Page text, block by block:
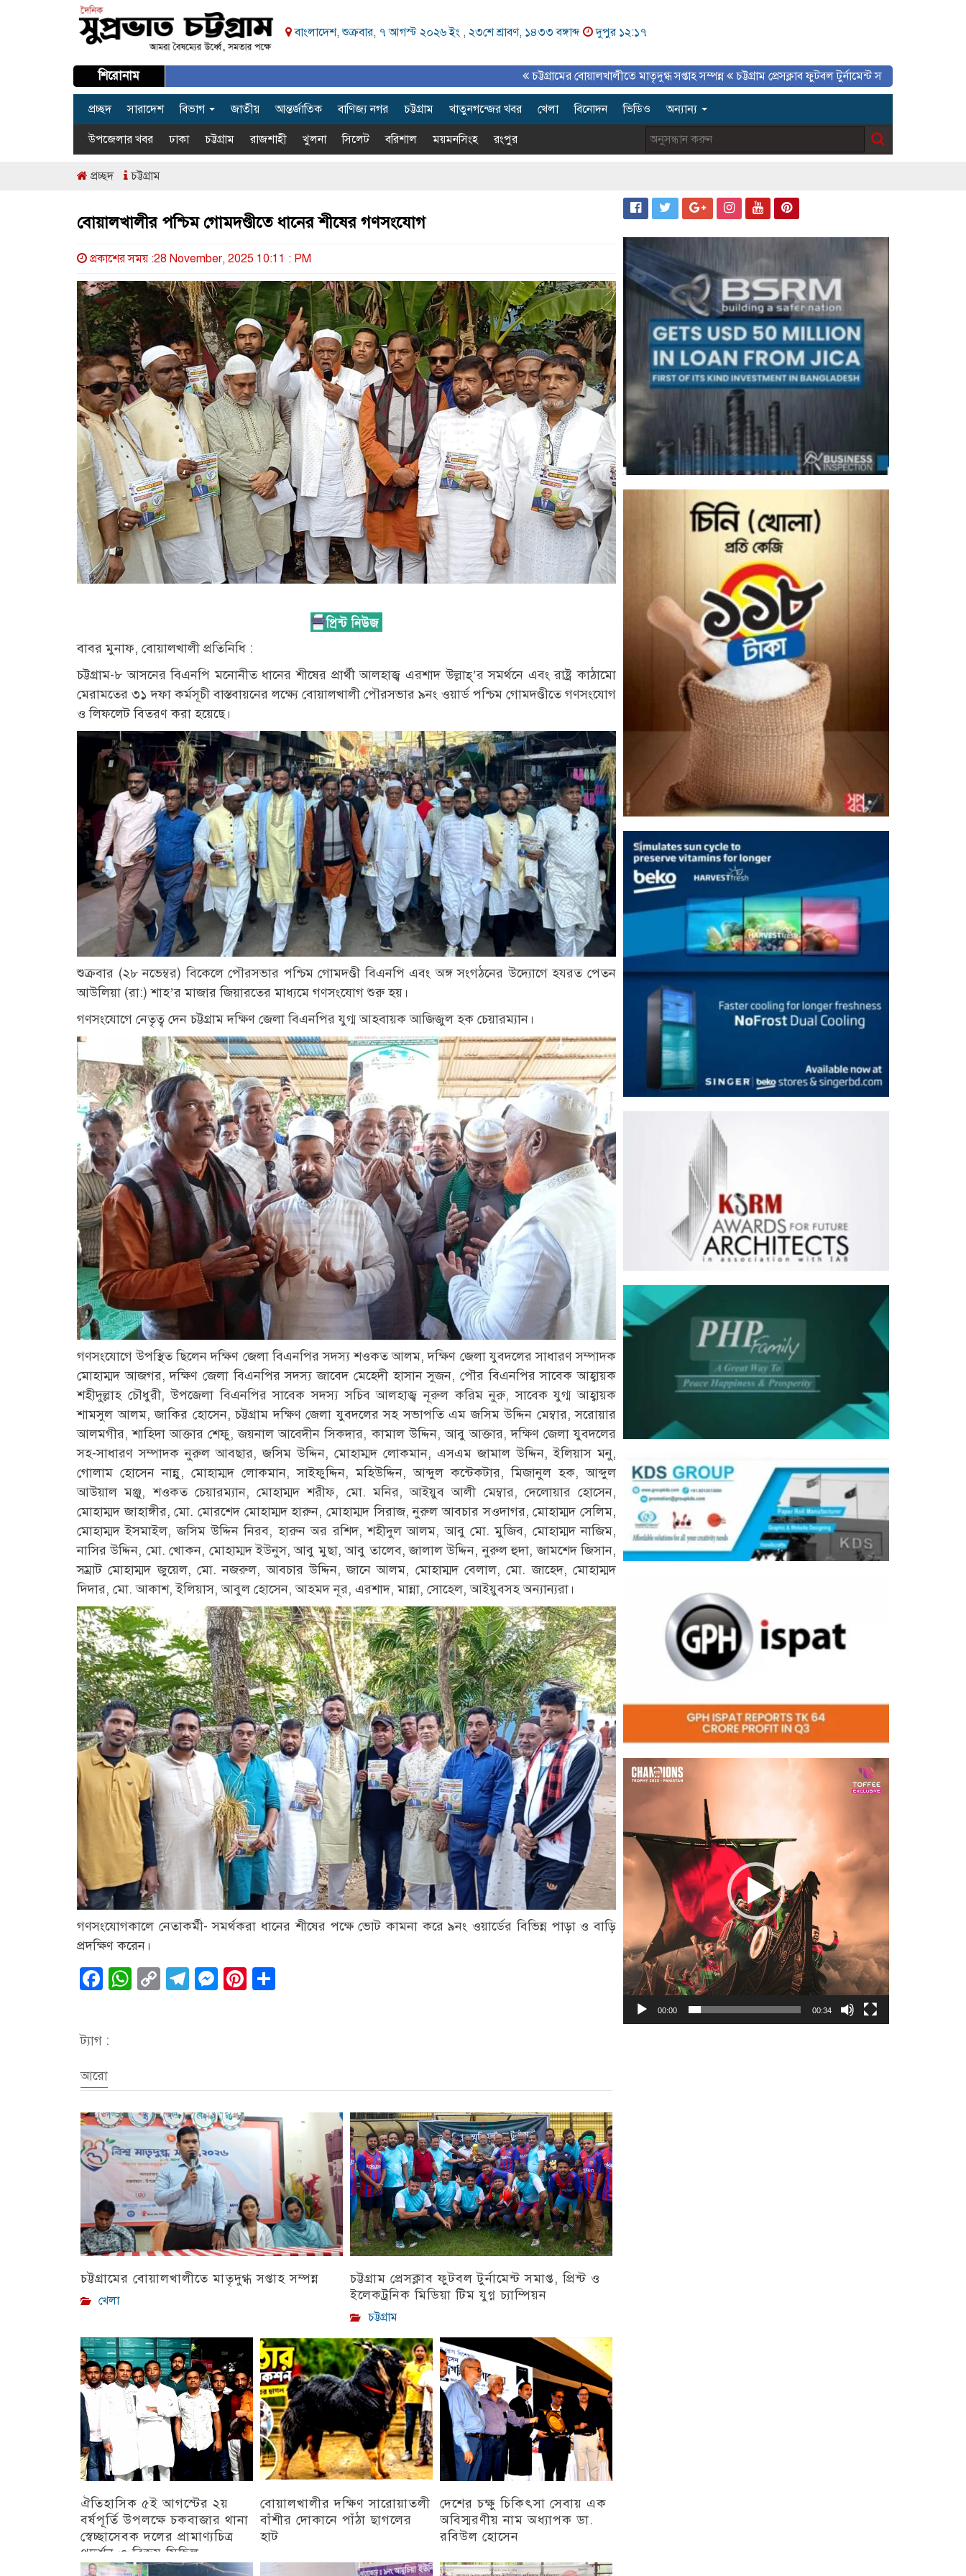
বাংলাদেশ, শুক্রবার, ৭ আগস্ট ২০২৬ ইং , ২৩শে শ্রাবণ, ১৪৩৩ বঙ্গাব্দ দুপুর ১২:১৭
শিরোনাম চট্টগ্রামের বোয়ালখালীতে মাতৃদুগ্ধ সপ্তাহ সম্পন্ন চট্টগ্রাম প্রেসক্লাব ফুটবল টুর্নামেন্ট সমাপ্ত, প্রিন্ট ও ইলেকট্রনিক মিডিয়া
প্রচ্ছদ সারাদেশ বিভাগ জাতীয় আন্তর্জাতিক বাণিজ্য নগর চট্টগ্রাম খাতুনগন্জের খবর খেলা বিনোদন ভিডিও অন্যান্য
উপজেলার খবর ঢাকা চট্টগ্রাম রাজশাহী খুলনা সিলেট বরিশাল ময়মনসিংহ রংপুর
প্রচ্ছদ চট্টগ্রাম
বোয়ালখালীর পশ্চিম গোমদণ্ডীতে ধানের শীষের গণসংযোগ
প্রকাশের সময় :28 November, 2025 10:11 : PM
বাবর মুনাফ, বোয়ালখালী প্রতিনিধি :
চট্টগ্রাম-৮ আসনের বিএনপি মনোনীত ধানের শীষের প্রার্থী আলহাজ্ব এরশাদ উল্লাহ্’র সমর্থনে এবং রাষ্ট্র কাঠামো
মেরামতের ৩১ দফা কর্মসূচী বাস্তবায়নের লক্ষ্যে বোয়ালখালী পৌরসভার ৯নং ওয়ার্ড পশ্চিম গোমদণ্ডীতে গণসংযোগ
ও লিফলেট বিতরণ করা হয়েছে।
শুক্রবার (২৮ নভেম্বর) বিকেলে পৌরসভার পশ্চিম গোমদণ্ডী বিএনপি এবং অঙ্গ সংগঠনের উদ্যােগে হযরত পেতন
আউলিয়া (রা:) শাহ’র মাজার জিয়ারতের মাধ্যমে গণসংযোগ শুরু হয়।
গণসংযোগে নেতৃত্ব দেন চট্টগ্রাম দক্ষিণ জেলা বিএনপির যুগ্ম আহবায়ক আজিজুল হক চেয়ারম্যান।
গণসংযোগে উপস্থিত ছিলেন দক্ষিণ জেলা বিএনপির সদস্য শওকত আলম, দক্ষিণ জেলা যুবদলের সাধারণ সম্পাদক
মোহাম্মদ আজগর, দক্ষিণ জেলা বিএনপির সদস্য জাবেদ মেহেদী হাসান সুজন, পৌর বিএনপির সাবেক আহ্বায়ক
শহীদুল্লাহ চৌধুরী, উপজেলা বিএনপির সাবেক সদস্য সচিব আলহাজ্ব নূরুল করিম নুরু, সাবেক যুগ্ম আহ্বায়ক
শামসুল আলম, জাকির হোসেন, চট্টগ্রাম দক্ষিণ জেলা যুবদলের সহ সভাপতি এম জসিম উদ্দিন মেম্বার, সরোয়ার
আলমগীর, শাহিদা আক্তার শেফু, জয়নাল আবেদীন সিকদার, কামাল উদ্দিন, আবু আক্তার, দক্ষিণ জেলা যুবদলের
সহ-সাধারণ সম্পাদক নুরুল আবছার, জসিম উদ্দিন, মোহাম্মদ লোকমান, এসএম জামাল উদ্দিন, ইলিয়াস মনু,
গোলাম হোসেন নান্নু, মোহাম্মদ লোকমান, সাইফুদ্দিন, মহিউদ্দিন, আব্দুল কন্টেকটার, মিজানুল হক, আব্দুল
আউয়াল মঞ্জু, শওকত চেয়ারম্যান, মোহাম্মদ শরীফ, মো. মনির, আইয়ুব আলী মেম্বার, দেলোয়ার হোসেন,
মোহাম্মদ জাহাঙ্গীর, মো. মোরশেদ মোহাম্মদ হারুন, মোহাম্মদ সিরাজ, নুরুল আবচার সওদাগর, মোহাম্মদ সেলিম,
মোহাম্মদ ইসমাইল, জসিম উদ্দিন নিরব, হারুন অর রশিদ, শহীদুল আলম, আবু মো. মুজিব, মোহাম্মদ নাজিম,
নাসির উদ্দিন, মো. খোকন, মোহাম্মদ ইউনুস, আবু মুছা, আবু তালেব, জালাল উদ্দিন, নুরুল হুদা, জামশেদ জিসান,
সম্রাট মোহাম্মদ জুয়েল, মো. নজরুল, আবচার উদ্দিন, জানে আলম, মোহাম্মদ বেলাল, মো. জাহেদ, মোহাম্মদ
দিদার, মো. আকাশ, ইলিয়াস, আবুল হোসেন, আহমদ নূর, এরশাদ, মান্না, সোহেল, আইয়ুবসহ অন্যান্যরা।
গণসংযোগকালে নেতাকর্মী- সমর্থকরা ধানের শীষের পক্ষে ভোট কামনা করে ৯নং ওয়ার্ডের বিভিন্ন পাড়া ও বাড়ি
প্রদক্ষিণ করেন।
Facebook
WhatsApp
CopyTelegram
Messenger
Pinterest
ট্যাগ :
আরো
চট্টগ্রামের বোয়ালখালীতে মাতৃদুগ্ধ সপ্তাহ সম্পন্ন
খেলা
চট্টগ্রাম প্রেসক্লাব ফুটবল টুর্নামেন্ট সমাপ্ত, প্রিন্ট ও
ইলেকট্রনিক মিডিয়া টিম যুগ্ন চ্যাম্পিয়ন
চট্টগ্রাম
ঐতিহাসিক ৫ই আগস্টের ২য়
বর্ষপূর্তি উপলক্ষে চকবাজার থানা
স্বেচ্ছাসেবক দলের প্রামাণ্যচিত্র
প্রদর্শন ও বিজয় মিছিল
বোয়ালখালীর দক্ষিণ সারোয়াতলী
বাঁশীর দোকানে পাঁঠা ছাগলের
হাট
দেশের চক্ষু চিকিৎসা সেবায় এক
অবিস্মরণীয় নাম অধ্যাপক ডা.
রবিউল হোসেন
Video
Player
00:00 00:34